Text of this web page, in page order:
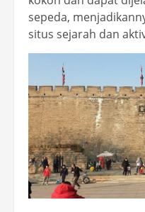
sepeda,
situs sejarah dan